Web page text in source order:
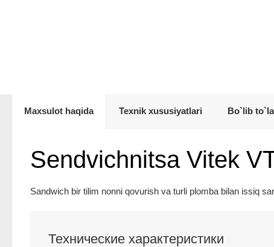
Maxsulot haqida Texnik xususiyatlari Bo`lib
Sendvichnitsa Vitek
Sandwich bir tilim nonni qovurish va turli plomba bilan issiq
Технические характеристики